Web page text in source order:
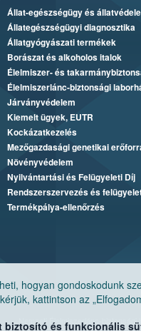
hogyan gondoskodunk
kattintson az
biztosító és funkcionális
Állat-egészségügy és
Állategészségügyi diagnosztika
Állatgyógyászati termékek
Borászat és alkoholos italok
Élelmiszer- és
Élelmiszerlánc-biztonsági
Járványvédelem
Kiemelt ügyek, EUTR
Kockázatkezelés
Mezőgazdasági genetikai
Növényvédelem
Nyilvántartási és Felügyeleti Díj
Rendszerszervezés és
Termékpálya-ellenőrzés
Nemzeti Élelmiszerlánc-biztonsági